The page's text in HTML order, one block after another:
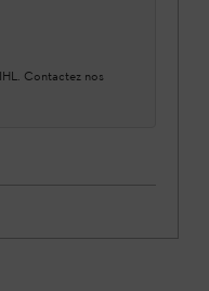
Contactez nos